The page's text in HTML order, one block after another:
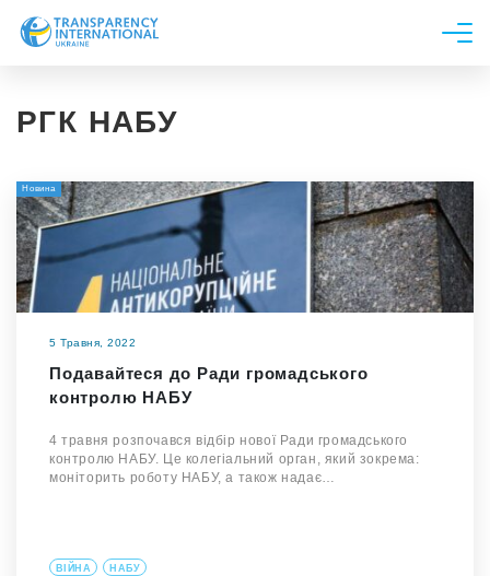
Новини
Напрями роботи
Долучитися
РГК НАБУ
Новина
5 Травня, 2022
Подавайтеся до Ради громадського
контролю НАБУ
4 травня розпочався відбір нової Ради громадського
контролю НАБУ. Це колегіальний орган, який зокрема:
моніторить роботу НАБУ, а також надає…
ВІЙНА НАБУ